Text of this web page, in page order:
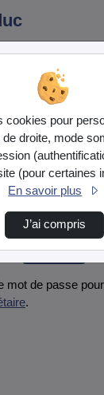
toi
par un mot de
Envoyer
mot de passe
.
cookies pour
de droite, mode
(pour certaines
En savoir plus
J’ai compris